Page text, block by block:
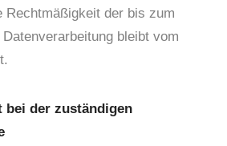
Rechtmäßigkeit der bis zum
bleibt vom
bei der zuständigen